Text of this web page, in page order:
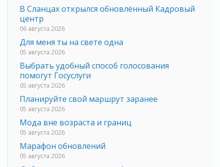
В Сланцах открылся обновлённый Кадровый
центр
06 августа 2026
Для меня ты на свете одна
05 августа 2026
Выбрать удобный способ голосования
помогут Госуслуги
05 августа 2026
Планируйте свой маршрут заранее
05 августа 2026
Мода вне возраста и границ
05 августа 2026
Марафон обновлений
05 августа 2026